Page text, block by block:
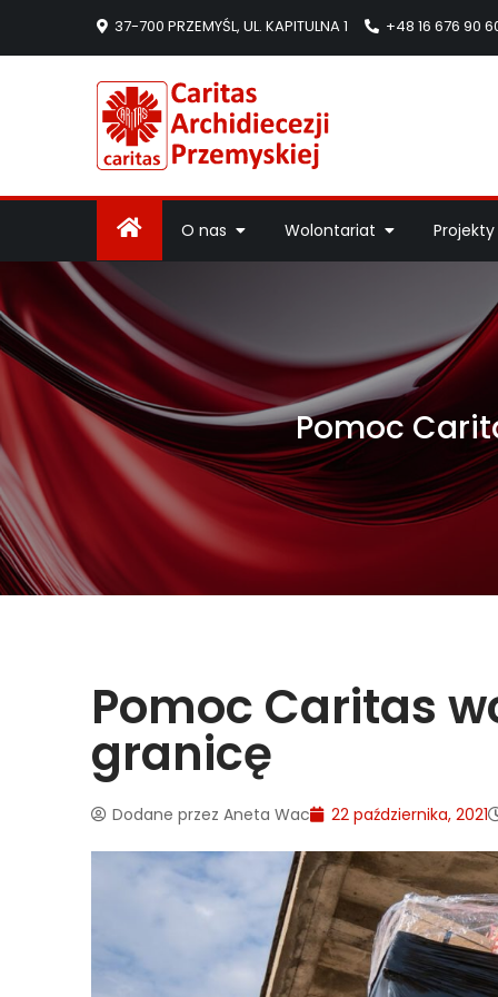
37-700 PRZEMYŚL, UL. KAPITULNA 1 +48 16 676 90
O nas Wolontariat Projekty
Pomoc
Pomoc Caritas
granicę
Dodane przez Aneta Wac 22 października, 2021